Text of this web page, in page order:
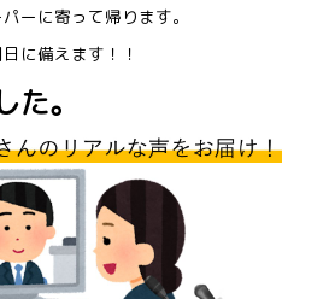
ーに寄って帰ります。
に備えます！！
。